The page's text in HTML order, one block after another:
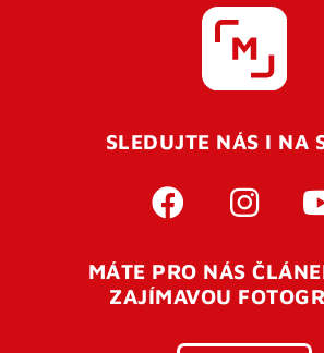
SLEDUJTE NÁS I NA
MÁTE PRO NÁS
ZAJÍMAVOU